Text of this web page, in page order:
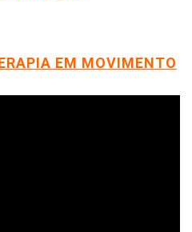
EM MOVIMENTO